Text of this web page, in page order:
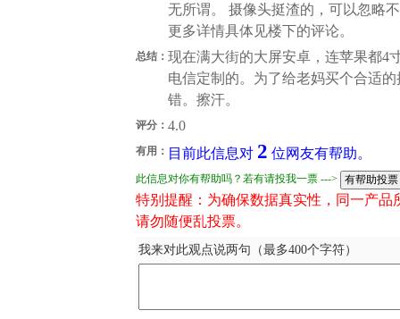
无所谓。 摄像头挺渣的，可以忽略
更多详情具体见楼下的评论。
总结： 现在满大街的大屏安卓，连苹果都4
电信定制的。为了给老妈买个合适
错。擦汗。
评分： 4.0
有用： 目前此信息对 2 位网友有帮助。
此信息对你有帮助吗？若有请投我一票 --->
特别提醒：为确保数据真实性，同一产
请勿随便乱投票。
我来对此观点说两句（最多400个字符）